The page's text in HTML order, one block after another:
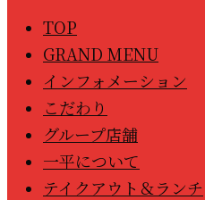
TOP
GRAND MENU
インフォメーション
こだわり
グループ店舗
一平について
テイクアウト＆ランチ